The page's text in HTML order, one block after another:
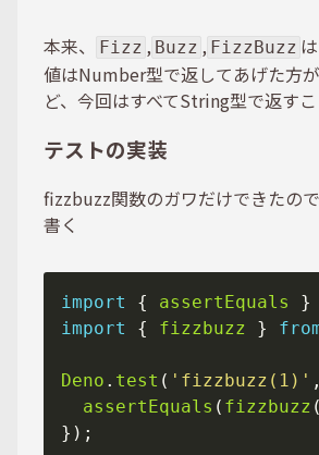
本来、 Fizz , Buzz , FizzBuzz
値はNumber型で返してあげた方
ど、今回はすべてString型で返す
テストの実装
fizzbuzz関数のガワだけできたの
書く
import { assertEquals }
import
{ fizzbuzz }
Deno . test ( 'fizzbuzz(1)'
assertEquals ( fizzbuzz (